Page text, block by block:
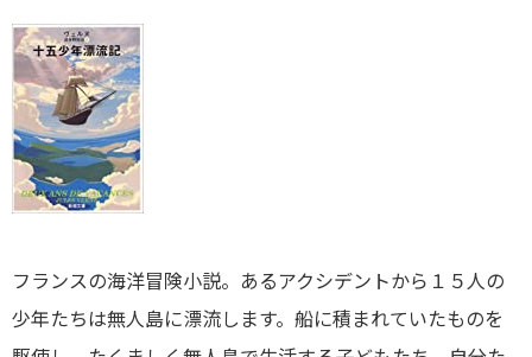
フランスの海洋冒険小説。あるアクシデントから１５人の
少年たちは無人島に漂流します。船に積まれていたものを